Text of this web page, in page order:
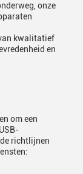
onze
kwalitatief
en
om een
richtlijnen